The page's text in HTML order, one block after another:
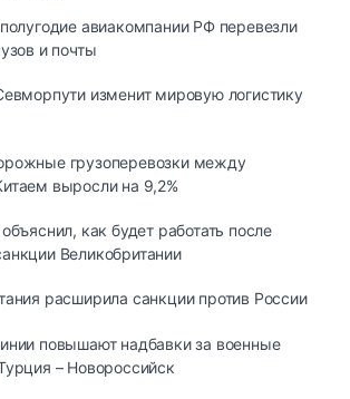
авиакомпании РФ перевезли
и почты
изменит мировую логистику
грузоперевозки между
выросли на 9,2%
как будет работать после
Великобритании
расширила санкции против России
повышают надбавки за военные
– Новороссийск